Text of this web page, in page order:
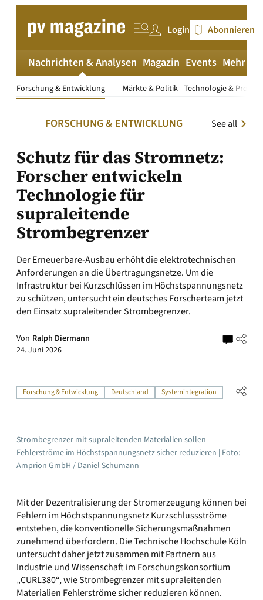
springen
Login Abonnieren
Nachrichten & Analysen
Märkte & Politik Technologie &
Forschung & Entwicklung
Magazin Events Mehr
FORSCHUNG & ENTWICKLUNG See all
Schutz für das Stromnetz:
Forscher entwickeln
Technologie für
supraleitende
Strombegrenzer
Der Erneuerbare-Ausbau erhöht die elektrotechnischen
Anforderungen an die Übertragungsnetze. Um die
Infrastruktur bei Kurzschlüssen im Höchstspannungsnetz
zu schützen, untersucht ein deutsches Forscherteam jetzt
den Einsatz supraleitender Strombegrenzer.
Von Ralph Diermann
24. Juni 2026
Forschung & Entwicklung Deutschland Systemintegration
Strombegrenzer mit supraleitenden Materialien sollen
Fehlerströme im Höchstspannungsnetz sicher reduzieren | Foto:
Amprion GmbH / Daniel Schumann
Mit der Dezentralisierung der Stromerzeugung können bei
Fehlern im Höchstspannungsnetz Kurzschlussströme
entstehen, die konventionelle Sicherungsmaßnahmen
zunehmend überfordern. Die Technische Hochschule Köln
untersucht daher jetzt zusammen mit Partnern aus
Industrie und Wissenschaft im Forschungskonsortium
„CURL380“, wie Strombegrenzer mit supraleitenden
Materialien Fehlerströme sicher reduzieren können.